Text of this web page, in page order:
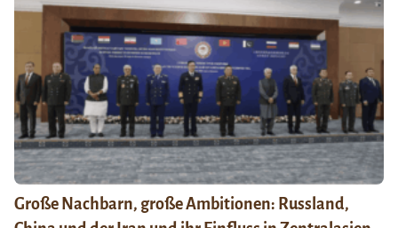
Große Nachbarn, große Ambitionen: Russland,